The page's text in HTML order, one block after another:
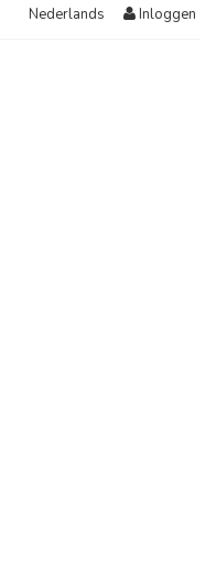
Nederlands Inloggen